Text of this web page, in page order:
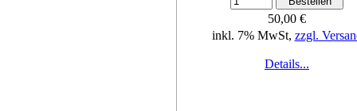
50,00 €
inkl. 7% MwSt, zzgl.
Details...